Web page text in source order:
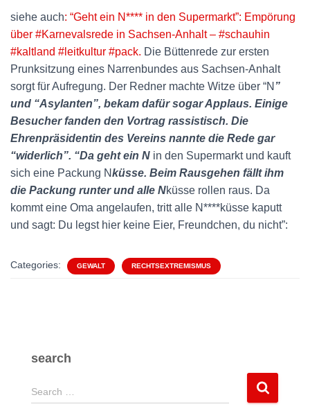
siehe auch: “Geht ein N**** in den Supermarkt”: Empörung
über #Karnevalsrede in Sachsen-Anhalt – #schauhin
#kaltland #leitkultur #pack. Die Büttenrede zur ersten
Prunksitzung eines Narrenbundes aus Sachsen-Anhalt
sorgt für Aufregung. Der Redner machte Witze über “N ”
und “Asylanten”, bekam dafür sogar Applaus. Einige
Besucher fanden den Vortrag rassistisch. Die
Ehrenpräsidentin des Vereins nannte die Rede gar
“widerlich”. “Da geht ein N in den Supermarkt und kauft
sich eine Packung Nküsse. Beim Rausgehen fällt ihm
die Packung runter und alle Nküsse rollen raus. Da
kommt eine Oma angelaufen, tritt alle N****küsse kaputt
und sagt: Du legst hier keine Eier, Freundchen, du nicht”:
Categories: GEWALT RECHTSEXTREMISMUS
search
S
e
Search …